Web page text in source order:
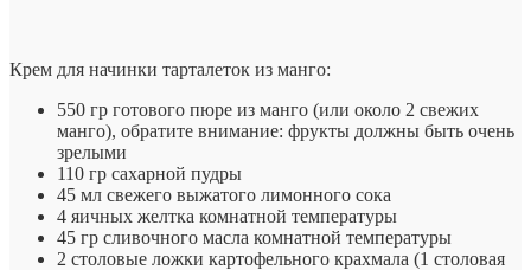
Крем для начинки тарталеток из манго:
550 гр готового пюре из манго (или около 2 свежих
манго), обратите внимание: фрукты должны быть очень
зрелыми
110 гр сахарной пудры
45 мл свежего выжатого лимонного сока
4 яичных желтка комнатной температуры
45 гр сливочного масла комнатной температуры
2 столовые ложки картофельного крахмала (1 столовая